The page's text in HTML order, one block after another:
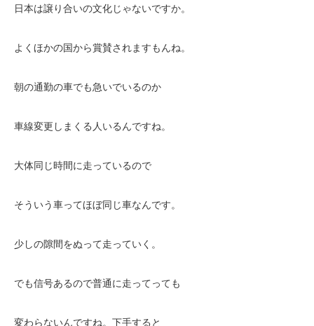
日本は譲り合いの文化じゃないですか。
よくほかの国から賞賛されますもんね。
朝の通勤の車でも急いでいるのか
車線変更しまくる人いるんですね。
大体同じ時間に走っているので
そういう車ってほぼ同じ車なんです。
少しの隙間をぬって走っていく。
でも信号あるので普通に走ってっても
変わらないんですね。下手すると